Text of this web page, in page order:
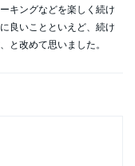
キングなどを楽しく続け
良いことといえど、続け
と改めて思いました。